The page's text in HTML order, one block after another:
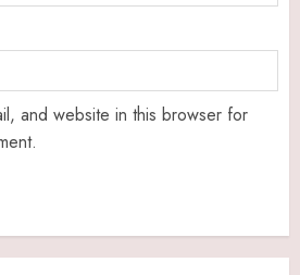
and website in this browser for